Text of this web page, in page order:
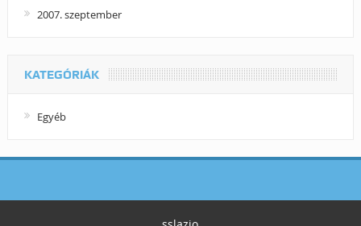
2007. szeptember
KATEGÓRIÁK
Egyéb